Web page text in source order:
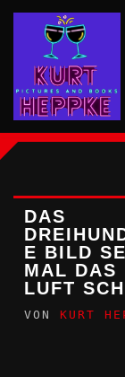
Inhalt
springen
DAS
E BILD
MAL DAS
LUFT
VON KURT